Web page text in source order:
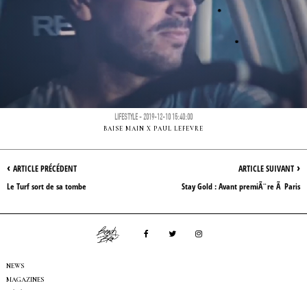
LIFESTYLE - 2019-12-10 15:40:00
BAISE MAIN X PAUL LEFEVRE
ARTICLE SUIVANT ›
Stay Gold : Avant premiÃ¨re Ã Paris
‹ ARTICLE PRÉCÉDENT
Le Turf sort de sa tombe
NEWS
MAGAZINES